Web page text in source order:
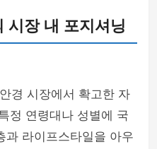
시장 내 포지셔닝
경 시장에서 확고한 자
정 연령대나 성별에 국
과 라이프스타일을 아우